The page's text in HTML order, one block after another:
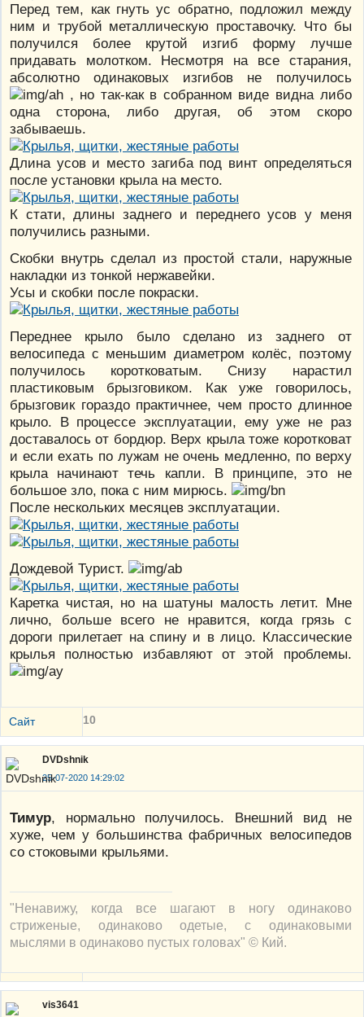
Перед тем, как гнуть ус обратно, подложил между
ним и трубой металлическую проставочку. Что бы
получился более крутой изгиб форму лучше
придавать молотком. Несмотря на все старания,
абсолютно одинаковых изгибов не получилось
, но так-как в собранном виде видна либо
одна сторона, либо другая, об этом скоро
забываешь.
Длина усов и место загиба под винт определяться
после установки крыла на место.
К стати, длины заднего и переднего усов у меня
получились разными.
Скобки внутрь сделал из простой стали, наружные
накладки из тонкой нержавейки.
Усы и скобки после покраски.
Переднее крыло было сделано из заднего от
велосипеда с меньшим диаметром колёс, поэтому
получилось коротковатым. Снизу нарастил
пластиковым брызговиком. Как уже говорилось,
брызговик гораздо практичнее, чем просто длинное
крыло. В процессе эксплуатации, ему уже не раз
доставалось от бордюр. Верх крыла тоже коротковат
и если ехать по лужам не очень медленно, по верху
крыла начинают течь капли. В принципе, это не
большое зло, пока с ним мирюсь.
После нескольких месяцев эксплуатации.
Дождевой Турист.
Каретка чистая, но на шатуны малость летит. Мне
лично, больше всего не нравится, когда грязь с
дороги прилетает на спину и в лицо. Классические
крылья полностью избавляют от этой проблемы.
Сайт 10
DVDshnik
25-07-2020 14:29:02
Тимур, нормально получилось. Внешний вид не
хуже, чем у большинства фабричных велосипедов
со стоковыми крыльями.
"Ненавижу, когда все шагают в ногу одинаково
стриженые, одинаково одетые, с одинаковыми
мыслями в одинаково пустых головах" © Кий.
vis3641